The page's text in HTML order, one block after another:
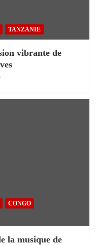
TANZANIE
vibrante de
CONGO
la musique de